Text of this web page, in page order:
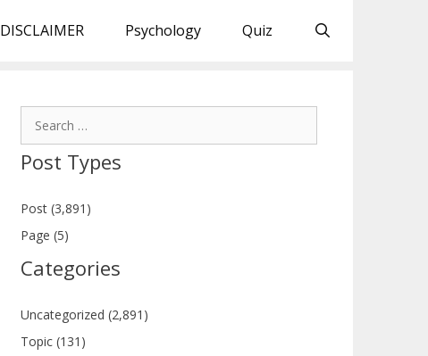
DISCLAIMER Psychology Quiz
Post Types
Post (3,891)
Page (5)
Categories
Uncategorized (2,891)
Topic (131)